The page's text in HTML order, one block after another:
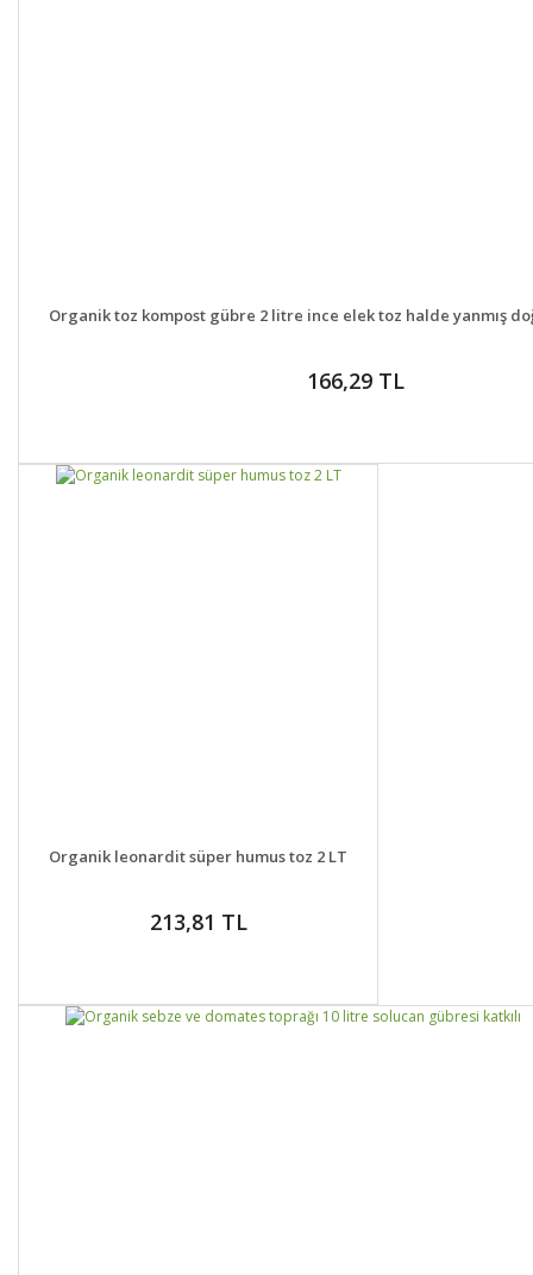
DETAYLAR
Organik toz kompost gübre 2 litre ince elek toz halde yanmış
166,29 TL
DETAYLAR
Organik leonardit süper humus toz 2 LT
213,81 TL